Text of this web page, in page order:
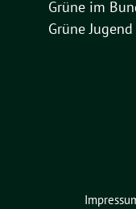
Grüne im
Grüne